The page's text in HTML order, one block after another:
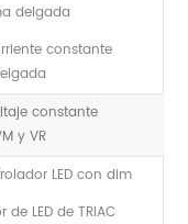
delgada
constante
constante
y VR
LED con dim
LED de TRIAC